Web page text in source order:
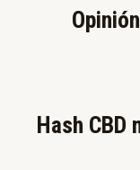
Hash CBD